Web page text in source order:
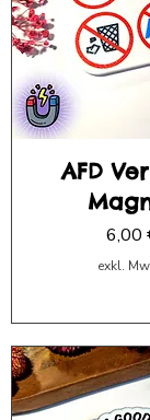
AFD
Preis
6,00
exkl.